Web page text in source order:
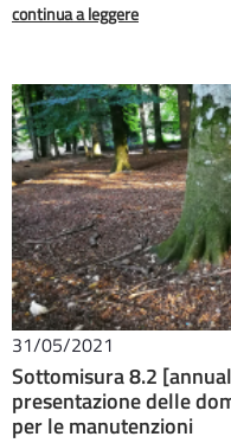
continua a leggere
31/05/2021
Sottomisura 8.2
presentazione delle
per le manutenzioni